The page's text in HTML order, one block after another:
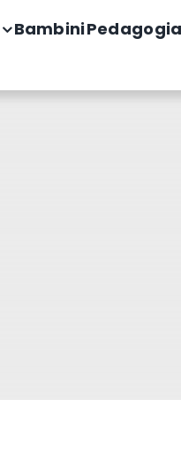
BambiniPedagogia